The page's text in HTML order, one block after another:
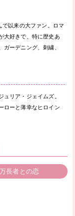
で以来の大ファン。ロマ
大好きで、特に歴史あ
ーデニング、刺繍、
リア・ジェイムズ。
ローと薄幸なヒロイン
長者との恋